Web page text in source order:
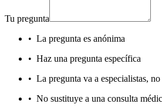
Tu pregunta
• La pregunta es anónima
• Haz una pregunta específica
• La pregunta va a especialistas,
• No sustituye a una consulta